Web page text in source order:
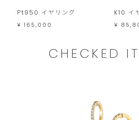
い
い
し
Pt950 イヤリング
¥ 165,000
K10 イ
¥
CHECKED